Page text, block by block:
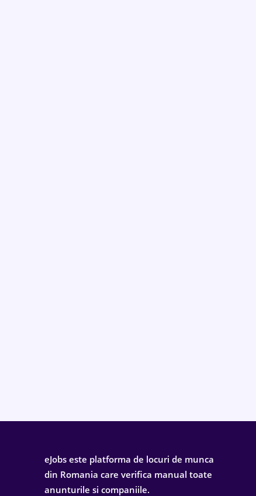
eJobs este platforma de locuri de munca
din Romania care verifica manual toate
anunturile si companiile.